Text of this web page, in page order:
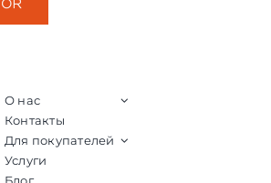
О нас
Контакты
Для покупателей
Услуги